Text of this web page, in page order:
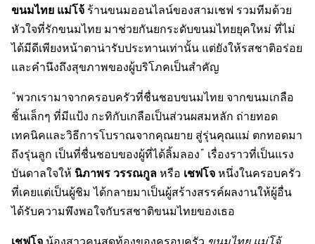
ขนมไทย แม่โจ้ ร้านขนมออนไลน์ของสามเชฟ รวมทีมด้วย
หัวใจที่รักขนมไทย มาช่วยกันยกระดับขนมไทยยุคใหม่ ที่ไม่
ได้มีดีเพียงหน้าตาน่ารับประทานเท่านั้น แต่ยังให้รสชาติอร่อย
และคำนึงถึงสุขภาพของผู้บริโภคเป็นสำคัญ
“พวกเรามาจากครอบครัวที่ชื่นชอบขนมไทย จากขนมเกลือ
ชิ้นเล็กๆ ที่มีแป้ง กะทิกับเกลือเป็นส่วนผสมหลัก ถ่ายทอด
เทคนิคและวิธีการโบราณจากคุณยาย สู่รุ่นคุณแม่ ตกทอดมา
ถึงรุ่นลูก เป็นที่ชื่นชอบของผู้ที่ได้ลิ้มลอง” เรื่องราวที่เป็นแรง
บันดาลใจให้ นิภาพร วรรณกูลหรือ เชฟโจหนึ่งในครอบครัว
ที่เคยแต่เป็นผู้ชิม ได้กลายมาเป็นผู้สร้างสรรค์ผลงานให้ผู้อื่น
ได้รับความพึงพอใจกับรสชาติขนมไทยของเธอ